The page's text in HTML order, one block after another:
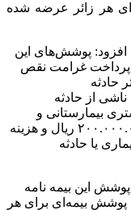
هزار ریالی برای هر زائر عرضه شده
پوشش‌های این
پرداخت غرامت نقص
حادثه
ناشی از حادثه
بستری بیمارستانی و
اعمال جراحی به علت بیماری یا حوادث ۲۰۰.۰۰۰.۰۰۰ ریال و هزینه
یا حادثه
این بیمه نامه
پوشش بیمه‌ای برای هر